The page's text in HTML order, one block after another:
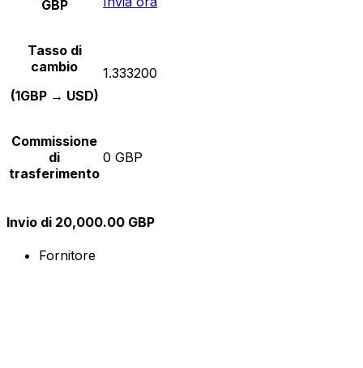
GBP
Tasso di
cambio
(1GBP → USD)
1.333200
Commissione
di
trasferimento
0 GBP
Invio di 20,000.00 GBP
Fornitore